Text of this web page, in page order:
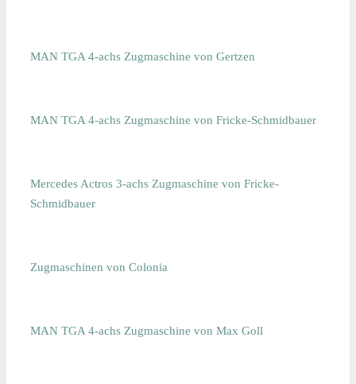
MAN TGA 4-achs Zugmaschine von Gertzen
MAN TGA 4-achs Zugmaschine von Fricke-Schmidbauer
Mercedes Actros 3-achs Zugmaschine von Fricke-
Schmidbauer
Zugmaschinen von Colonia
MAN TGA 4-achs Zugmaschine von Max Goll